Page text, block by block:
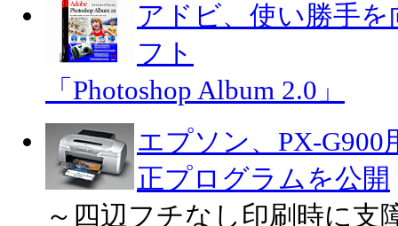
アドビ、使い勝手
フト
「Photoshop Album 2.0」
エプソン、PX-
正プログラムを公開
～四辺フチなし印刷時に支